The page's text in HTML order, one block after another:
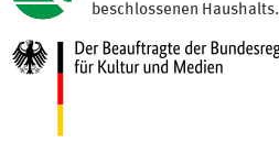
beschlossenen Haushalts.